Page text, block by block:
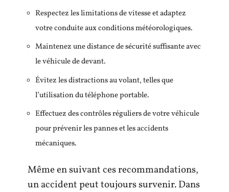
Respectez les limitations de vitesse et adaptez
votre conduite aux conditions météorologiques.
Maintenez une distance de sécurité suffisante avec
le véhicule de devant.
Évitez les distractions au volant, telles que
l’utilisation du téléphone portable.
Effectuez des contrôles réguliers de votre véhicule
pour prévenir les pannes et les accidents
mécaniques.
Même en suivant ces recommandations,
un accident peut toujours survenir. Dans